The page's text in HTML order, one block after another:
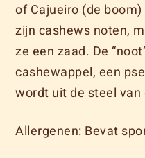
of Cajueiro (de
zijn cashews noten,
ze een zaad. De
cashewappel, een
wordt uit de steel van
Allergenen: Bevat